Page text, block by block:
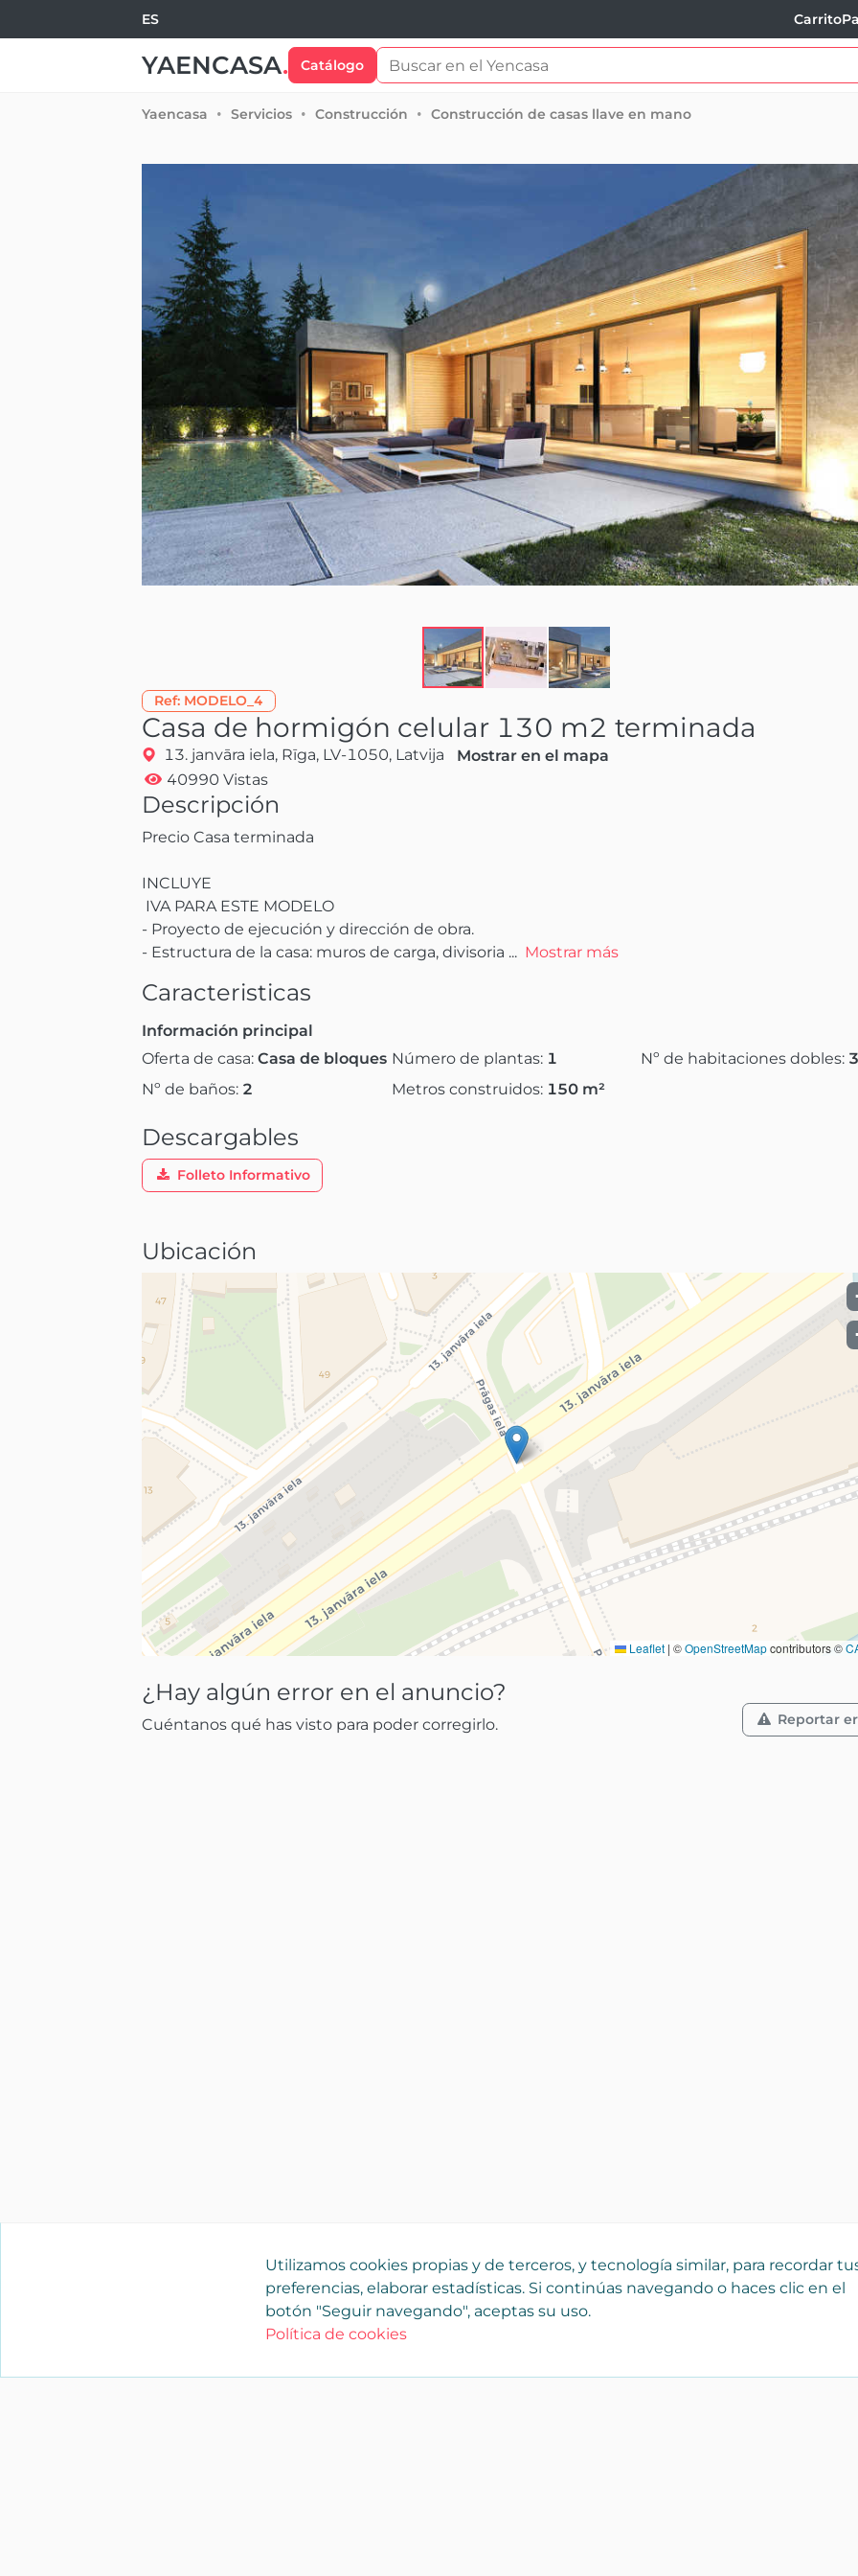
ES Carrito
YAENCASA. Catálogo
Yaencasa Servicios Construcción Construcción de casas llave en mano
Ref: MODELO_4
Casa de hormigón celular 130 m2 terminada
13. janvāra iela, Rīga, LV-1050, Latvija
Mostrar en el mapa
40990 Vistas
Descripción
Precio Casa terminada
INCLUYE
- Proyecto de ejecución y dirección de obra.
- Estructura de la casa: muros de carga, divisoria ... Mostrar más
Caracteristicas
Información principal
Oferta de casa: Casa de bloques Número de plantas: 1 Nº de habitaciones dobles:
Nº de baños: 2 Metros construidos: 150 m²
Descargables
Folleto Informativo
Ubicación
Leaflet | ©OpenStreetMapcontributors ©
¿Hay algún error en el anuncio?
Cuéntanos qué has visto para poder corregirlo. Reportar
Utilizamos cookies propias y de terceros, y tecnología similar, para recordar
preferencias, elaborar estadísticas. Si continúas navegando o haces clic en el
botón "Seguir navegando", aceptas su uso.
Política de cookies